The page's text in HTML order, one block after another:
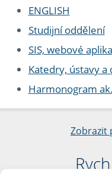
ENGLISH
Studijní oddělení
SIS, webové
Katedry, ústavy a
Harmonogram
Zobrazit